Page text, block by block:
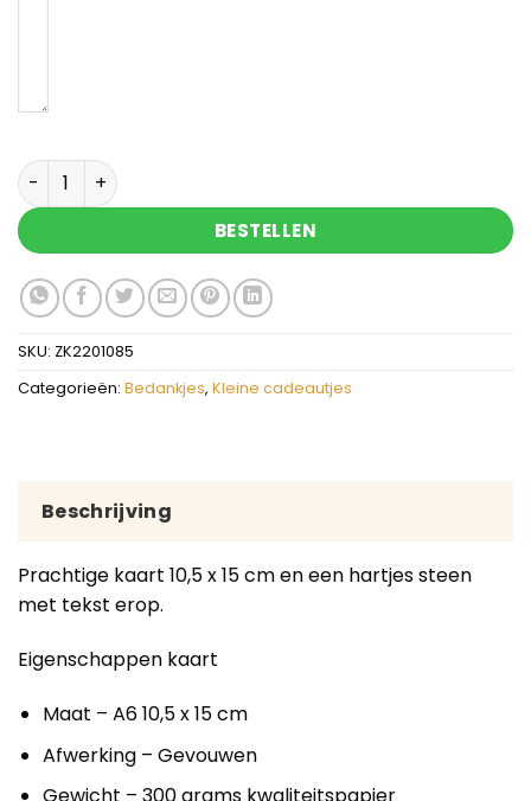
Thank you kaart met hartjes steen met tekst
BESTELLEN
SKU: ZK2201085
Categorieën: Bedankjes, Kleine cadeautjes
Beschrijving
Prachtige kaart 10,5 x 15 cm en een hartjes steen
met tekst erop.
Eigenschappen kaart
Maat – A6 10,5 x 15 cm
Afwerking – Gevouwen